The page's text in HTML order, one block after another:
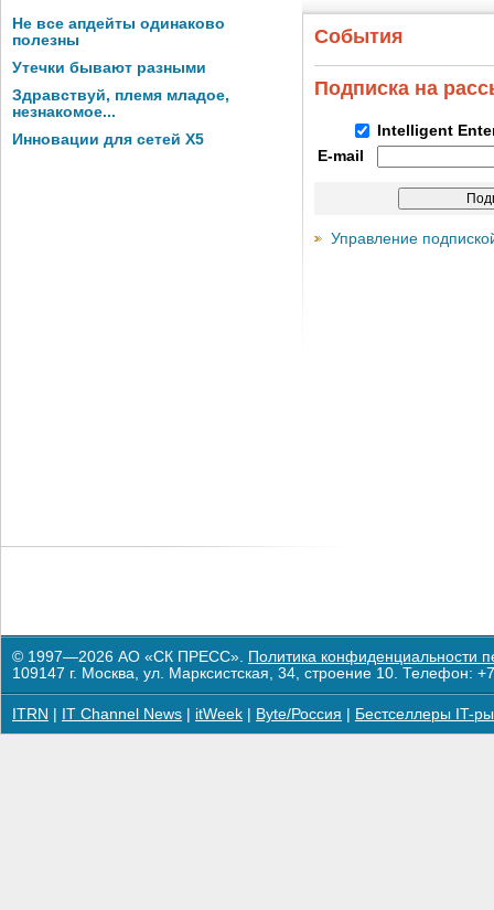
Не все апдейты одинаково
полезны
Утечки бывают разными
Здравствуй, племя младое,
незнакомое...
Инновации для сетей X5
События
Подписка на
Intelligent
E-mail
Управление
© 1997—2026 АО «СК ПРЕСС». Политика конфиденциальности
109147 г. Москва, ул. Марксистская, 34, строение 10. Телефон:
ITRN IT Channel News itWeek Byte/Россия Бестселлеры IT-